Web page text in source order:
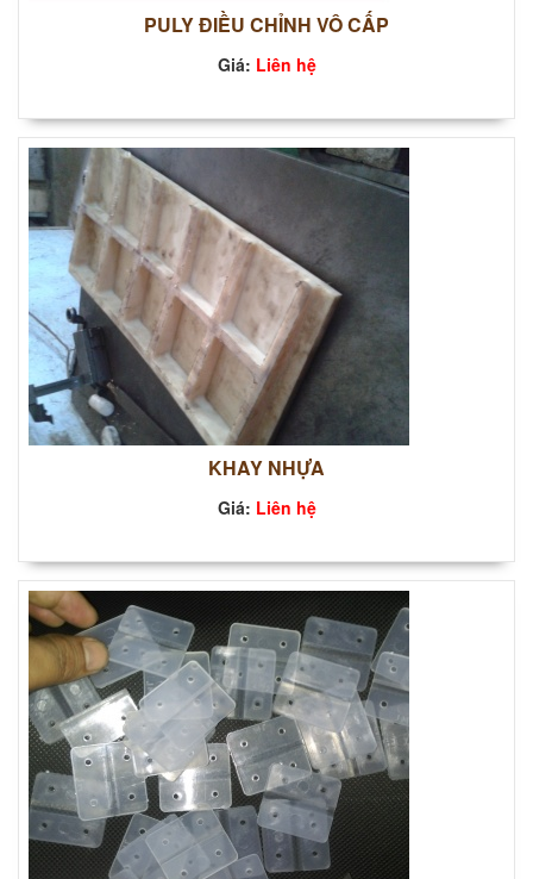
PULY ĐIỀU CHỈNH VÔ CẤP
Giá: Liên hệ
KHAY NHỰA
Giá: Liên hệ